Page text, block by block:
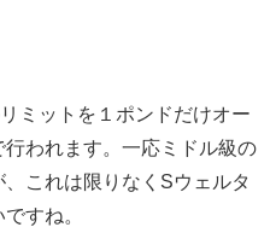
ミットを１ポンドだけオー
われます。一応ミドル級の
これは限りなくSウェルタ
すね。